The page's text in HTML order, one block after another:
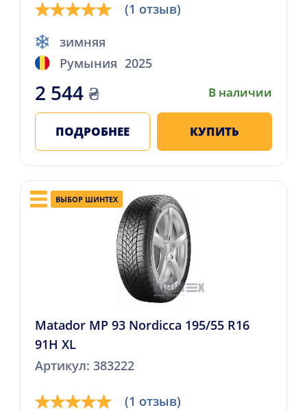
(1 отзыв)
зимняя
Румыния 2025
2 544₴ В наличии
ПОДРОБНЕЕ КУПИТЬ
ВЫБОР ШИНТЕХ
Matador MP 93 Nordicca 195/55 R16
91H XL
Артикул: 383222
(1 отзыв)